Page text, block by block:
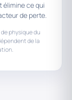
élimine ce qui
de perte.
physique du
de la